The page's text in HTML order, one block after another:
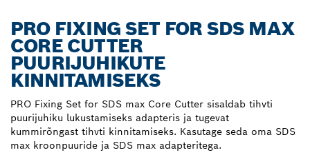
PRO FIXING SET FOR SDS MAX
CORE CUTTER
PUURIJUHIKUTE
KINNITAMISEKS
PRO Fixing Set for SDS max Core Cutter sisaldab tihvti
puurijuhiku lukustamiseks adapteris ja tugevat
kummirõngast tihvti kinnitamiseks. Kasutage seda oma SDS
max kroonpuuride ja SDS max adapteritega.